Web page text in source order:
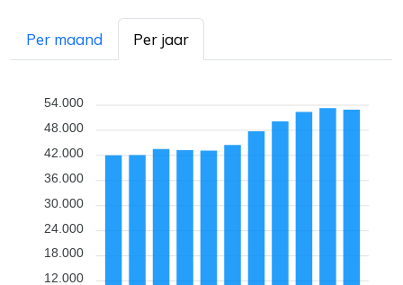
Per maand Per jaar
54.000
48.000
42.000
36.000
30.000
24.000
18.000
12.000